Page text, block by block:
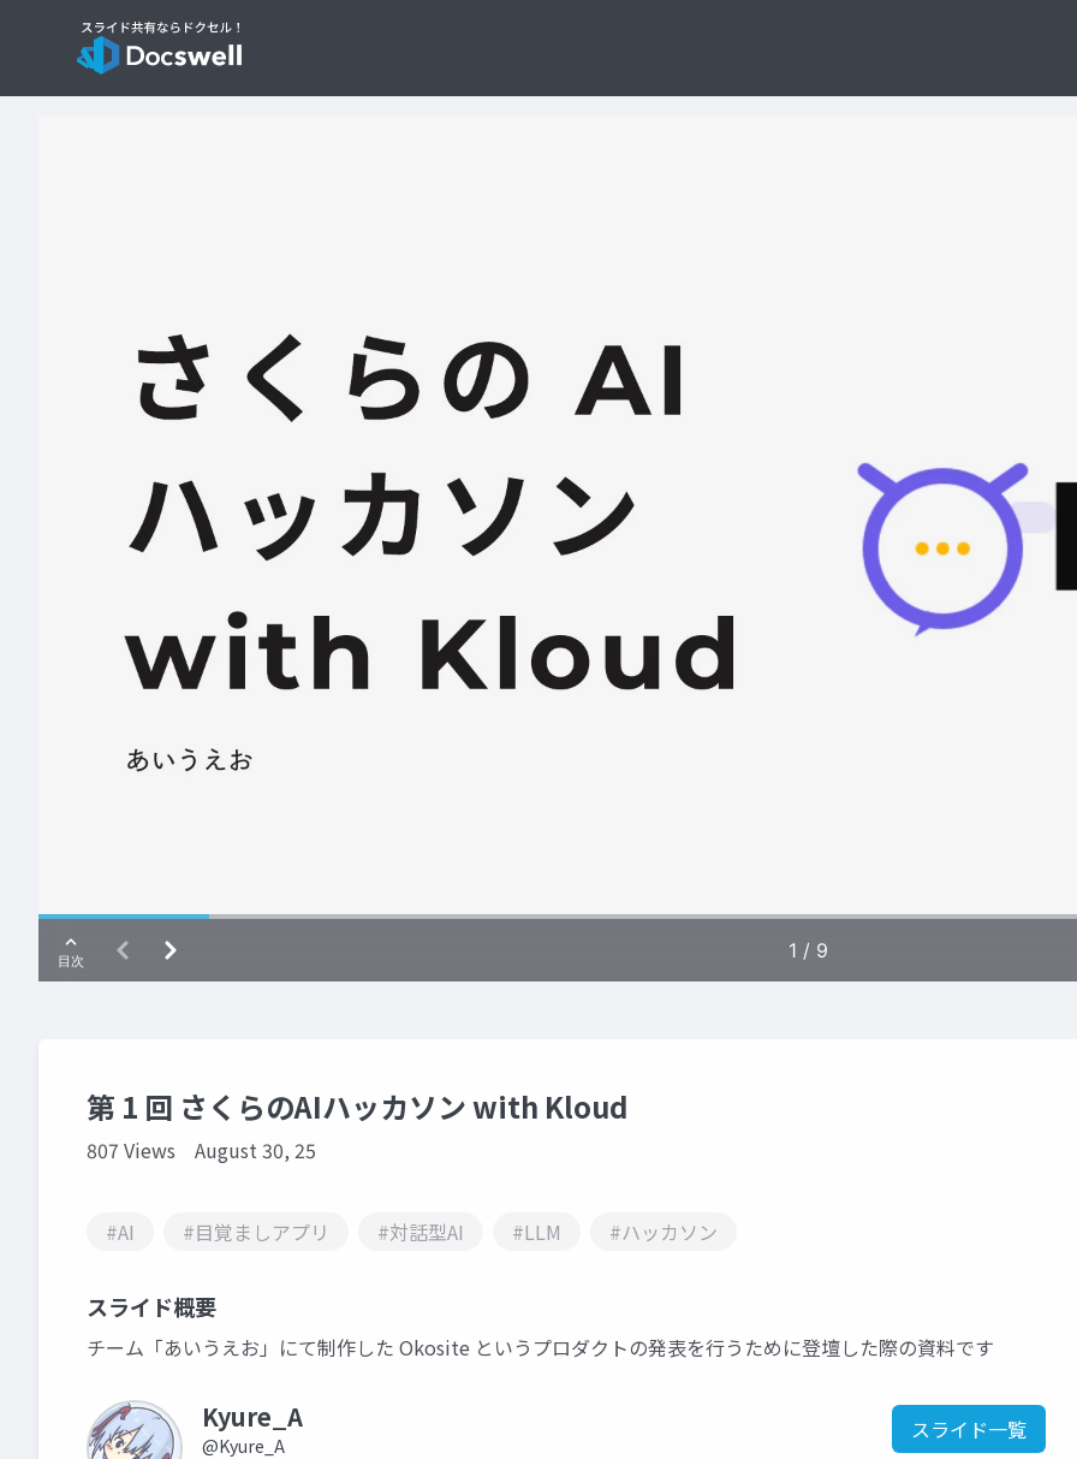
第 1 回 さくらのAIハッカソン with Kloud
807 Views August 30, 25
#AI #目覚ましアプリ #対話型AI #LLM #ハッカソン
スライド概要
チーム「あいうえお」にて制作した Okosite というプロダクトの発表を行うために登壇した際の資料です
Kyure_A
@Kyure_A
スライド一覧